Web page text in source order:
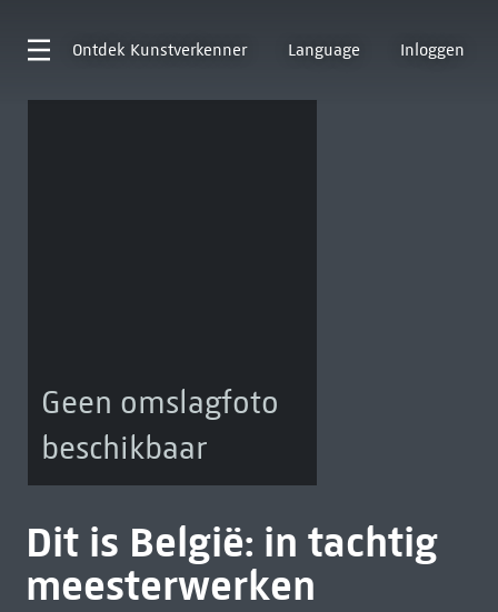
Ontdek Kunstverkenner Language Inloggen
Geen omslagfoto
beschikbaar
Dit is België: in tachtig
meesterwerken